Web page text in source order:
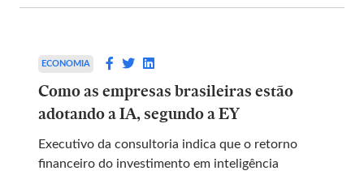
ECONOMIA
Como as empresas brasileiras estão
adotando a IA, segundo a EY
Executivo da consultoria indica que o retorno
financeiro do investimento em inteligência